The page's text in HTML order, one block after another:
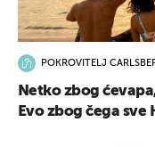
POKROVITELJ
Netko zbog
Evo zbog čega